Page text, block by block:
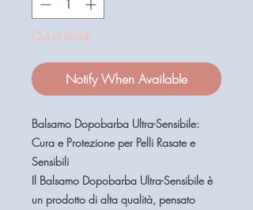
Out of Stock
Notify When Available
Balsamo Dopobarba Ultra-Sensibile:
Cura e Protezione per Pelli Rasate e
Sensibili
Il Balsamo Dopobarba Ultra-Sensibile è
un prodotto di alta qualità, pensato